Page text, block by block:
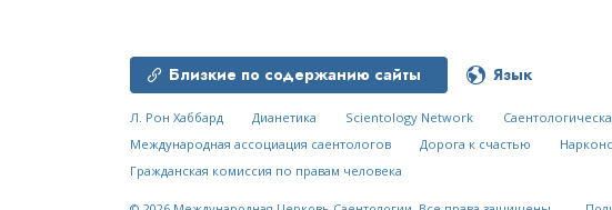
Близкие по содержанию сайты Язык
Л. Рон Хаббард Дианетика Scientology Network
Международная ассоциация саентологов
Дорога к счастью
Гражданская комиссия по правам человека